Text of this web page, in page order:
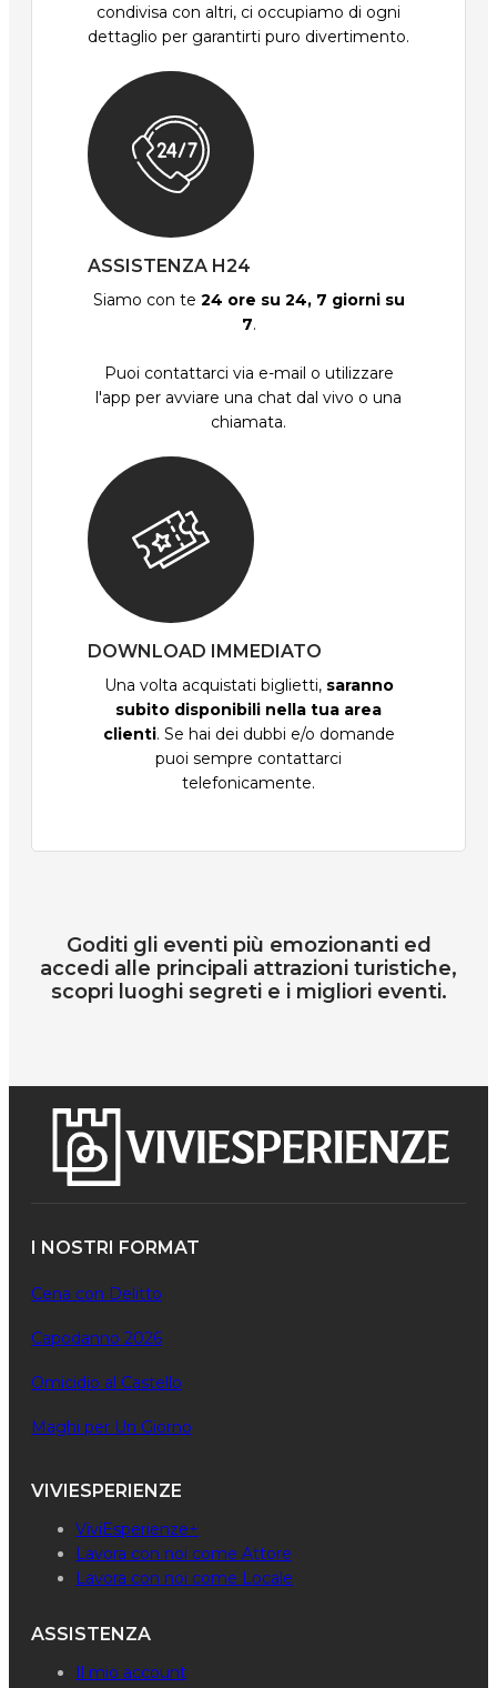
condivisa con altri, ci occupiamo di ogni
dettaglio per garantirti puro divertimento.
ASSISTENZA H24
Siamo con te 24 ore su 24, 7 giorni su
7.
Puoi contattarci via e-mail o utilizzare
l'app per avviare una chat dal vivo o una
chiamata.
DOWNLOAD IMMEDIATO
Una volta acquistati biglietti, saranno
subito disponibili nella tua area
clienti. Se hai dei dubbi e/o domande
puoi sempre contattarci
telefonicamente.
Goditi gli eventi più emozionanti ed
accedi alle principali attrazioni turistiche,
scopri luoghi segreti e i migliori eventi.
I NOSTRI FORMAT
Cena con Delitto
Capodanno 2026
Omicidio al Castello
Maghi per Un Giorno
VIVIESPERIENZE
ViviEsperienze+
Lavora con noi come Attore
Lavora con noi come Locale
ASSISTENZA
Il mio account